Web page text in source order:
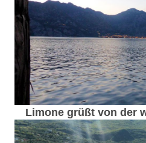
Limone grüßt von der